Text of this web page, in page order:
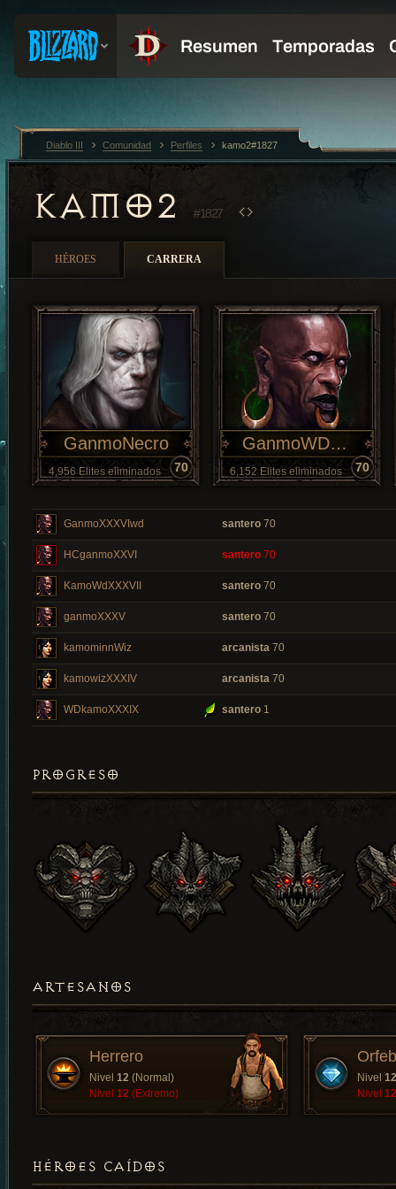
KAMO2 #1827
HÉROES CARRERA
GanmoNecro
4,956 Elites eliminados 70
GanmoWDXXXII
6,152 Elites eliminados 70
GanmoXXXVIwd santero 70
HCganmoXXVI santero 70
KamoWdXXXVII santero 70
ganmoXXXV santero 70
kamominnWiz arcanista 70
kamowizXXXIV arcanista 70
WDkamoXXXIX santero 1
PROGRESO
ARTESANOS
Herrero
Nivel 12 (Normal)
Nivel 12 (Extremo)
Nivel 12
Nivel 12
HÉROES CAÍDOS
Diablo III Comunidad Perfiles kamo2#1827